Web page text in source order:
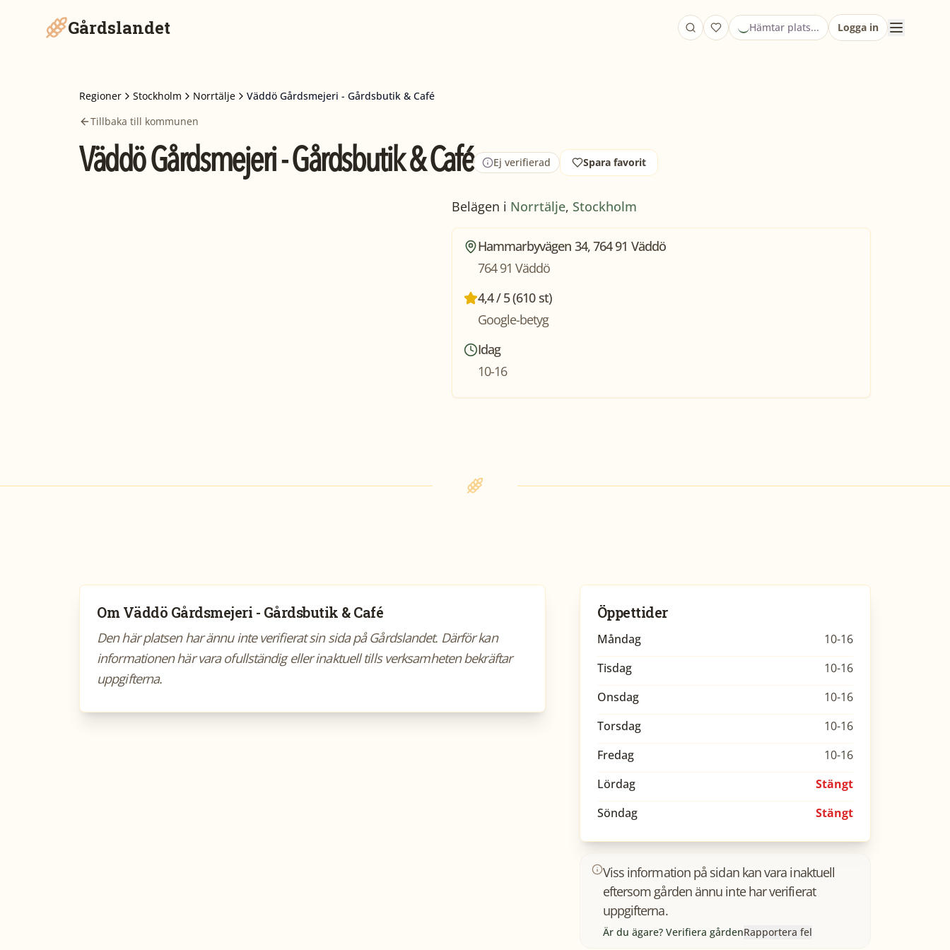
Gårdslandet Hämtar plats... Logga in
Regioner Stockholm Norrtälje
Väddö Gårdsmejeri - Gårdsbutik & Café
Tillbaka till kommunen
Väddö Gårdsmejeri - Gårdsbutik & Café Ej verifierad Spara favorit
Belägen i Norrtälje, Stockholm
Hammarbyvägen 34, 764 91 Väddö
764 91 Väddö
4,4 / 5 (610 st)
Google-betyg
Idag
10-16
OmVäddö Gårdsmejeri - Gårdsbutik & Café
Den här platsen har ännu inte verifierat sin sida på Gårdslandet. Därför kan
informationen här vara ofullständig eller inaktuell tills verksamheten bekräftar
uppgifterna.
Öppettider
Måndag
10-16
Tisdag
10-16
Onsdag
10-16
Torsdag
10-16
Fredag
10-16
Lördag
Stängt
Söndag
Stängt
Viss information på sidan kan vara inaktuell
eftersom gården ännu inte har verifierat
uppgifterna.
Är du ägare? Verifiera gårdenRapportera fel